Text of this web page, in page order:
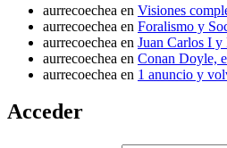
aurrecoechea en Visiones
aurrecoechea en Foralismo y
aurrecoechea en Juan Carlos I
aurrecoechea en Conan Doyle,
aurrecoechea en 1 anuncio y
Acceder